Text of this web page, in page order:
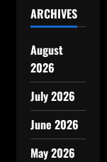
ARCHIVES
August
2026
July 2026
June 2026
May 2026